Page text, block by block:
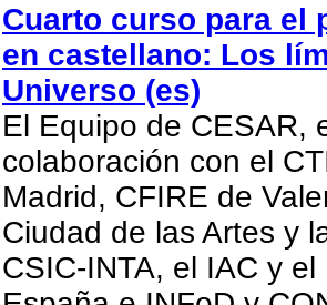
Cuarto curso para el
en castellano: Los
Universo (es)
El Equipo de CESAR,
colaboración con el
Madrid, CFIRE de
Ciudad de las Artes y
CSIC-INTA, el IAC y el